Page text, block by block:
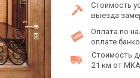
Стоимость
выезда
Оплата по
оплате
Стоимость
21 км от